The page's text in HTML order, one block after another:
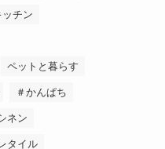
チン
ペットと暮らす
＃かんぱち
ネン
タイル